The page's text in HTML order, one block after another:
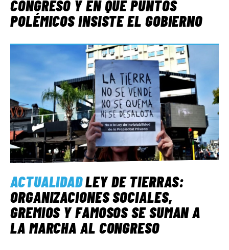
CONGRESO Y EN QUÉ PUNTOS
POLÉMICOS INSISTE EL GOBIERNO
ACTUALIDADLEY DE TIERRAS:
ORGANIZACIONES SOCIALES,
GREMIOS Y FAMOSOS SE SUMAN A
LA MARCHA AL CONGRESO